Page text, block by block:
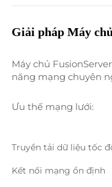
Giải pháp Máy
Máy chủ
năng mạng chuyên
Ưu thế mạng lưới:
Truyền tải dữ liệu tốc
Kết nối mạng ổn định